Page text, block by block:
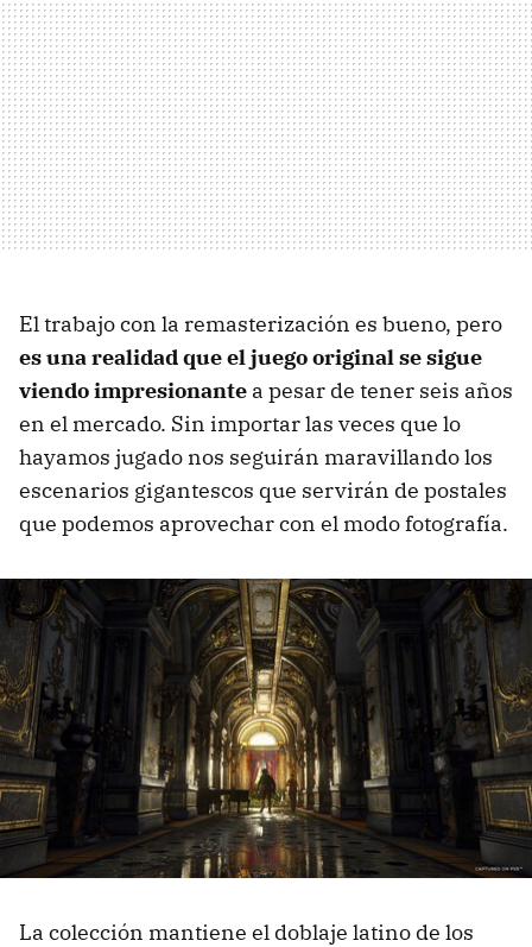
El trabajo con la remasterización es bueno, pero
es una realidad que el juego original se sigue
viendo impresionante a pesar de tener seis años
en el mercado. Sin importar las veces que lo
hayamos jugado nos seguirán maravillando los
escenarios gigantescos que servirán de postales
que podemos aprovechar con el modo fotografía.
La colección mantiene el doblaje latino de los